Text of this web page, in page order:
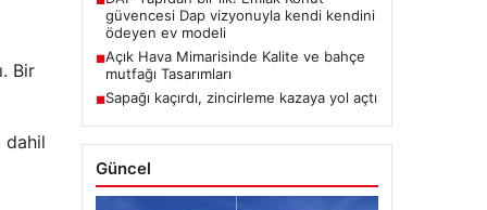
Bir
dahil
güvencesi Dap vizyonuyla kendi kendini
ödeyen ev modeli
■Açık Hava Mimarisinde Kalite ve bahçe
mutfağı Tasarımları
■Sapağı kaçırdı, zincirleme kazaya yol açtı
Güncel